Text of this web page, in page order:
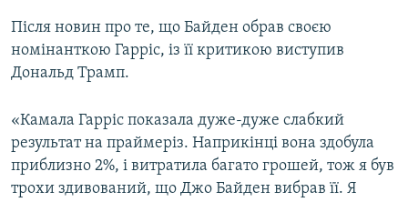
Після новин про те, що Байден обрав своєю
номінанткою Гарріс, із її критикою виступив
Дональд Трамп.
«Камала Гарріс показала дуже-дуже слабкий
результат на праймеріз. Наприкінці вона здобула
приблизно 2%, і витратила багато грошей, тож я був
трохи здивований, що Джо Байден вибрав її. Я